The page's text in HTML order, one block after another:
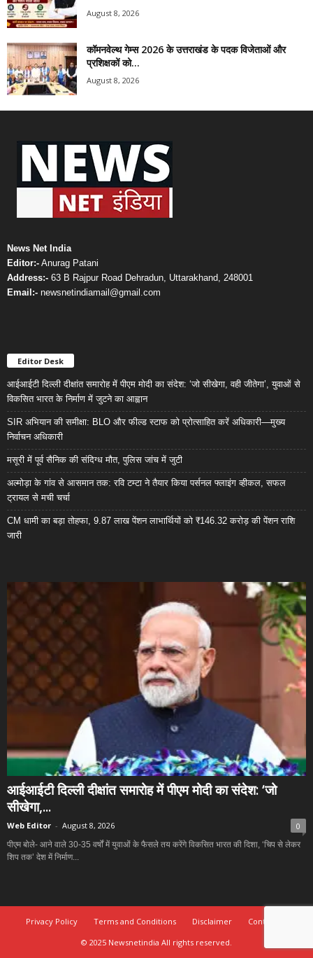
August 8, 2026
कॉमनवेल्थ गेम्स 2026 के उत्तराखंड के पदक विजेताओं और
प्रशिक्षकों को...
August 8, 2026
News Net India
Editor:- Anurag Patani
Address:- 63 B Rajpur Road Dehradun, Uttarakhand, 248001
Email:- newsnetindiamail@gmail.com
Editor Desk
आईआईटी दिल्ली दीक्षांत समारोह में पीएम मोदी का संदेश: ‘जो सीखेगा, वही जीतेगा’, युवाओं से
विकसित भारत के निर्माण में जुटने का आह्वान
SIR अभियान की समीक्षा: BLO और फील्ड स्टाफ को प्रोत्साहित करें अधिकारी—मुख्य
निर्वाचन अधिकारी
मसूरी में पूर्व सैनिक की संदिग्ध मौत, पुलिस जांच में जुटी
अल्मोड़ा के गांव से आसमान तक: रवि टम्टा ने तैयार किया पर्सनल फ्लाइंग व्हीकल, सफल
ट्रायल से मची चर्चा
CM धामी का बड़ा तोहफा, 9.87 लाख पेंशन लाभार्थियों को ₹146.32 करोड़ की पेंशन राशि
जारी
आईआईटी दिल्ली दीक्षांत समारोह में पीएम मोदी का संदेश: ‘जो
सीखेगा,...
Web Editor - August 8, 2026 0
पीएम बोले- आने वाले 30-35 वर्षों में युवाओं के फैसले तय करेंगे विकसित भारत की दिशा, ‘चिप से लेकर
शिप तक’ देश में निर्माण...
Privacy Policy Terms and Conditions Disclaimer
Contact Us
© 2025 Newsnetindia All rights reserved.